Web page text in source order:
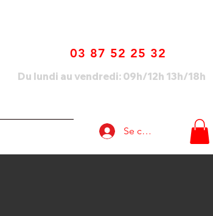
03 87 52 25 32
Du lundi au vendredi: 09h/12h 13h/18h
Se connecter